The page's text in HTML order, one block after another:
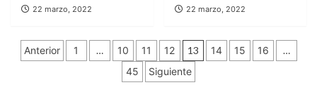
22 marzo, 2022 22 marzo, 2022
Paginación
Anterior 1 … 10 11 12 13 14 15 16
…
45
Siguiente